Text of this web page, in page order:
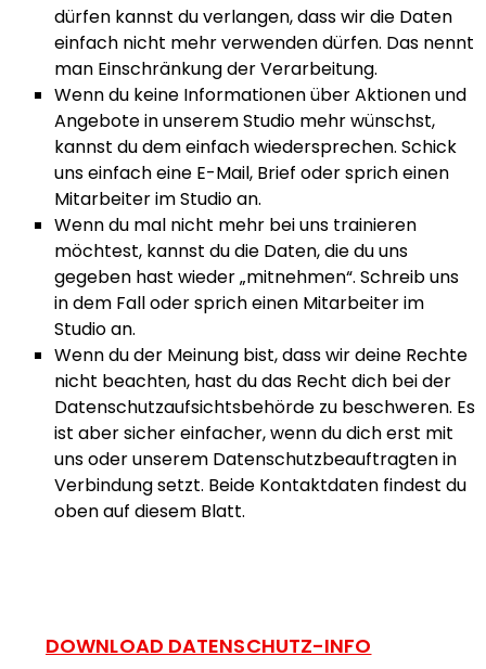
dürfen kannst du verlangen, dass wir die Daten
einfach nicht mehr verwenden dürfen. Das nennt
man Einschränkung der Verarbeitung.
Wenn du keine Informationen über Aktionen und
Angebote in unserem Studio mehr wünschst,
kannst du dem einfach wiedersprechen. Schick
uns einfach eine E-Mail, Brief oder sprich einen
Mitarbeiter im Studio an.
Wenn du mal nicht mehr bei uns trainieren
möchtest, kannst du die Daten, die du uns
gegeben hast wieder „mitnehmen“. Schreib uns
in dem Fall oder sprich einen Mitarbeiter im
Studio an.
Wenn du der Meinung bist, dass wir deine Rechte
nicht beachten, hast du das Recht dich bei der
Datenschutzaufsichtsbehörde zu beschweren. Es
ist aber sicher einfacher, wenn du dich erst mit
uns oder unserem Datenschutzbeauftragten in
Verbindung setzt. Beide Kontaktdaten findest du
oben auf diesem Blatt.
DOWNLOAD DATENSCHUTZ-INFO